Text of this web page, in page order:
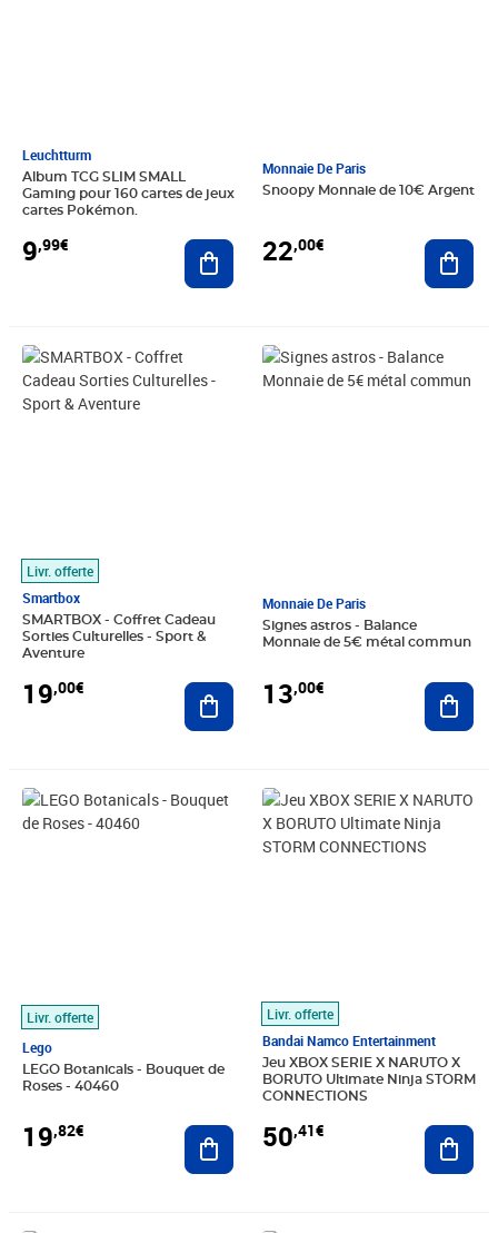
Leuchtturm
Album TCG SLIM SMALL
Gaming pour 160 cartes de jeux
cartes Pokémon.
9,99€ Ajouter au panier
Monnaie De Paris
Snoopy Monnaie de 10€ Argent
22,00€
Livr. offerte
Smartbox
SMARTBOX - Coffret Cadeau
Sorties Culturelles - Sport &
Aventure
19,00€
Prix 19,00€
Ajouter au panier
Monnaie De Paris
Signes astros - Balance
Monnaie de 5€ métal commun
13,00€
Prix 13,00€
Livr. offerte
Lego
LEGO Botanicals - Bouquet de
Roses - 40460
19,82€
Prix 19,82€
Ajouter au panier
Livr. offerte
Bandai Namco Entertainment
Jeu XBOX SERIE X NARUTO X
BORUTO Ultimate Ninja STORM
CONNECTIONS
50,41€
Prix 50,41€